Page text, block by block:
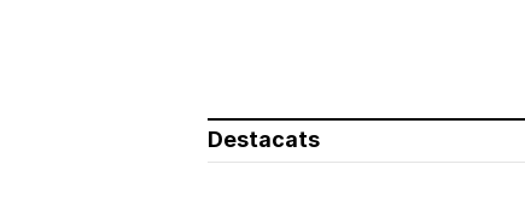
Destacats